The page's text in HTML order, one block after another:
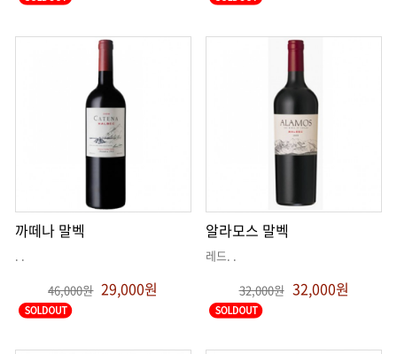
까떼나 말벡
. .
46,000원 29,000원
알라모스 말벡
레드. .
32,000원 32,000원